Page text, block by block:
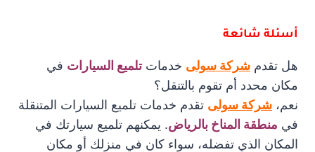
أسئلة شائعة
هل تقدم شركة سولى خدماتتلميع السيارات في
مكان محدد أم تقوم بالتنقل؟
نعم، شركة سولى تقدم خدمات تلميع السيارات المتنقلة
في منطقة المناخ بالرياض. يمكنهم تلميع سيارتك في
المكان الذي تفضله، سواء كان في منزلك أو مكان